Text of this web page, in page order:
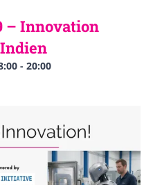
– Innovation
- 20:00